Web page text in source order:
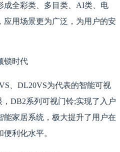
成全彩类、多目类、AI类、电
应用场景更为广泛，为用户的安
锁时代
、DL20VS为代表的智能可视
DB2系列可视门铃;实现了入户
家居系统，极大提升了用户在
利化水平。